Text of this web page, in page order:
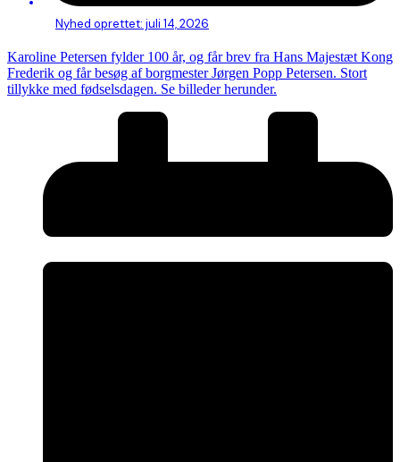
Nyhed oprettet: juli 14, 2026
Karoline Petersen fylder 100 år, og får brev fra Hans Majestæt Kong
Frederik og får besøg af borgmester Jørgen Popp Petersen. Stort
tillykke med fødselsdagen. Se billeder herunder.